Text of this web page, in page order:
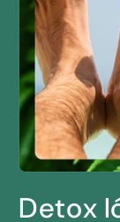
1
in
Detox